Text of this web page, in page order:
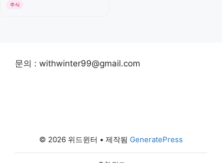
주식
문의 : withwinter99@gmail.com
© 2026 위드윈터 • 제작됨 GeneratePress